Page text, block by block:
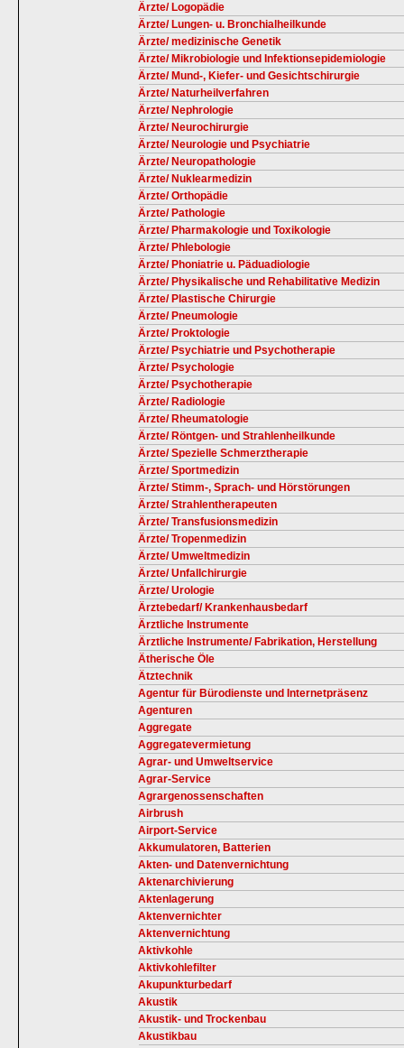
Ärzte/ Logopädie
Ärzte/ Lungen- u. Bronchialheilkunde
Ärzte/ medizinische Genetik
Ärzte/ Mikrobiologie und Infektionsepidemiologie
Ärzte/ Mund-, Kiefer- und Gesichtschirurgie
Ärzte/ Naturheilverfahren
Ärzte/ Nephrologie
Ärzte/ Neurochirurgie
Ärzte/ Neurologie und Psychiatrie
Ärzte/ Neuropathologie
Ärzte/ Nuklearmedizin
Ärzte/ Orthopädie
Ärzte/ Pathologie
Ärzte/ Pharmakologie und Toxikologie
Ärzte/ Phlebologie
Ärzte/ Phoniatrie u. Päduadiologie
Ärzte/ Physikalische und Rehabilitative Medizin
Ärzte/ Plastische Chirurgie
Ärzte/ Pneumologie
Ärzte/ Proktologie
Ärzte/ Psychiatrie und Psychotherapie
Ärzte/ Psychologie
Ärzte/ Psychotherapie
Ärzte/ Radiologie
Ärzte/ Rheumatologie
Ärzte/ Röntgen- und Strahlenheilkunde
Ärzte/ Spezielle Schmerztherapie
Ärzte/ Sportmedizin
Ärzte/ Stimm-, Sprach- und Hörstörungen
Ärzte/ Strahlentherapeuten
Ärzte/ Transfusionsmedizin
Ärzte/ Tropenmedizin
Ärzte/ Umweltmedizin
Ärzte/ Unfallchirurgie
Ärzte/ Urologie
Ärztebedarf/ Krankenhausbedarf
Ärztliche Instrumente
Ärztliche Instrumente/ Fabrikation, Herstellung
Ätherische Öle
Ätztechnik
Agentur für Bürodienste und Internetpräsenz
Agenturen
Aggregate
Aggregatevermietung
Agrar- und Umweltservice
Agrar-Service
Agrargenossenschaften
Airbrush
Airport-Service
Akkumulatoren, Batterien
Akten- und Datenvernichtung
Aktenarchivierung
Aktenlagerung
Aktenvernichter
Aktenvernichtung
Aktivkohle
Aktivkohlefilter
Akupunkturbedarf
Akustik
Akustik- und Trockenbau
Akustikbau